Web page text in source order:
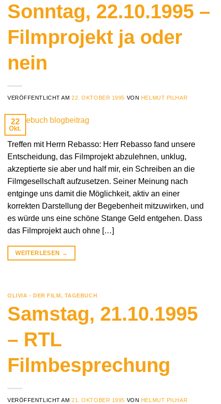
Sonntag, 22.10.1995 –
Filmprojekt ja oder
nein
VERÖFFENTLICHT AM22. OKTOBER 1995 VON HELMUT PILHAR
22
Okt.
Treffen mit Herrn Rebasso: Herr Rebasso fand unsere
Entscheidung, das Filmprojekt abzulehnen, unklug,
akzeptierte sie aber und half mir, ein Schreiben an die
Filmgesellschaft aufzusetzen. Seiner Meinung nach
entginge uns damit die Möglichkeit, aktiv an einer
korrekten Darstellung der Begebenheit mitzuwirken, und
es würde uns eine schöne Stange Geld entgehen. Dass
das Filmprojekt auch ohne […]
WEITERLESEN →
OLIVIA - DER FILM, TAGEBUCH
Samstag, 21.10.1995
– RTL
Filmbesprechung
VERÖFFENTLICHT AM21. OKTOBER 1995 VON HELMUT PILHAR